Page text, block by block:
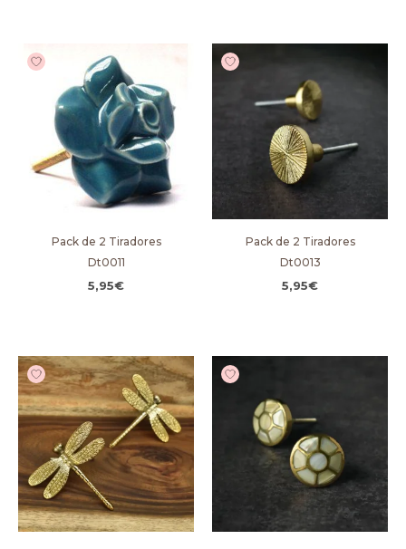
Pack de 2 Tiradores
Dt0011
5,95€
Pack de 2 Tiradores
Dt0013
5,95€